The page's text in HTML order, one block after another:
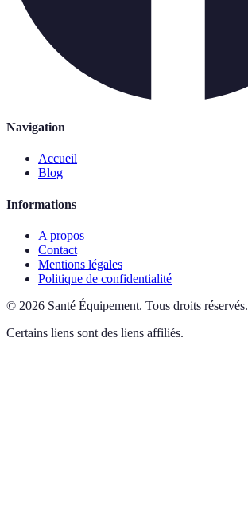
Navigation
Accueil
Blog
Informations
A propos
Contact
Mentions légales
Politique de confidentialité
© 2026 Santé Équipement. Tous droits réservés.
Certains liens sont des liens affiliés.